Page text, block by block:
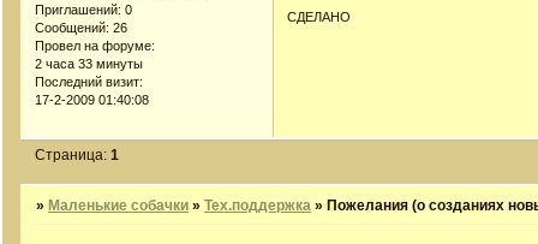
Приглашений: 0
Сообщений: 26
Провел на форуме:
2 часа 33 минуты
Последний визит:
17-2-2009 01:40:08
СДЕЛАНО
Страница:1
» Маленькие собачки »Тех.поддержка » Пожелания (о созданиях